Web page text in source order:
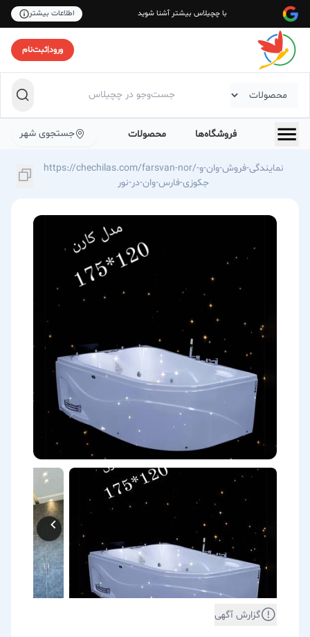
با چچیلاس بیشتر آشنا شوید اطلاعات بیشتر
ورود|ثبت‌نام
فروشگاه‌ها محصولات جستجوی شهر
https://chechilas.com/farsvan-nor/نمایندگی-فروش-وان-و-
جکوزی-فارس-وان-در-نور
گزارش آگهی